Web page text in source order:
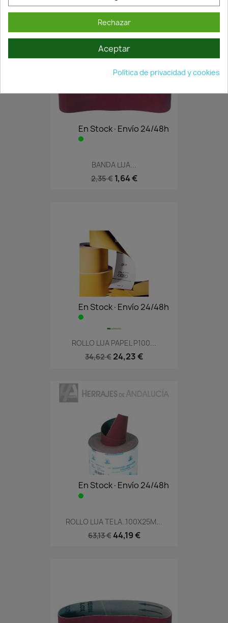
En Stock·Envío 24/48h
BANDA LIJA...
2,35 € 1,64 €
En Stock·Envío 24/48h
ROLLO LIJA PAPEL P100...
34,62 € 24,23 €
En Stock·Envío 24/48h
ROLLO LIJA TELA..100X25M...
63,13 € 44,19 €
Rechazar
Aceptar
Política de privacidad y cookies